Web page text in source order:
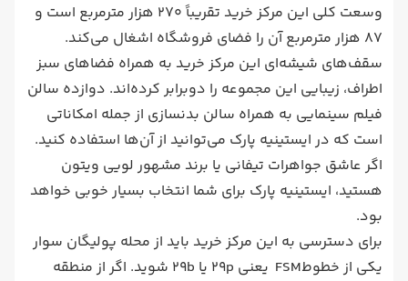
وسعت کلی این مرکز خرید تقریباً 270 هزار مترمربع است و
87 هزار مترمربع آن را فضای فروشگاه اشغال می‌کند.
سقف‌های شیشه‌‌ای این مرکز خرید به همراه فضاهای سبز
اطراف، زیبایی این مجموعه را دوبرابر کرده‌اند. دوازده سالن
فیلم سینمایی به همراه سالن بدنسازی از جمله امکاناتی
است که در ایستینیه پارک می‌توانید از آن‌ها استفاده کنید.
اگر عاشق جواهرات تیفانی یا برند مشهور لویی ویتون
هستید، ایستینیه پارک برای شما انتخاب بسیار خوبی خواهد
بود.
برای دسترسی به این مرکز خرید باید از محله پولیگان سوار
یکی از خطوطFSM یعنی 29p یا 29b شوید. اگر از منطقه